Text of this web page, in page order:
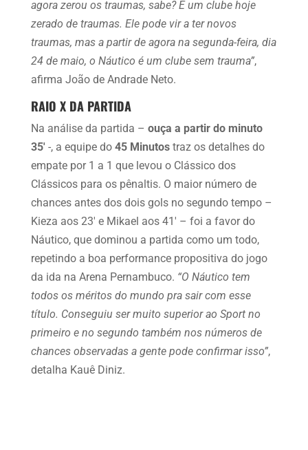
agora zerou os traumas, sabe? É um clube hoje
zerado de traumas. Ele pode vir a ter novos
traumas, mas a partir de agora na segunda-feira, dia
24 de maio, o Náutico é um clube sem trauma”,
afirma João de Andrade Neto.
RAIO X DA PARTIDA
Na análise da partida – ouça a partir do minuto
35′ -, a equipe do 45 Minutostraz os detalhes do
empate por 1 a 1 que levou o Clássico dos
Clássicos para os pênaltis. O maior número de
chances antes dos dois gols no segundo tempo –
Kieza aos 23′ e Mikael aos 41′ – foi a favor do
Náutico, que dominou a partida como um todo,
repetindo a boa performance propositiva do jogo
da ida na Arena Pernambuco. “O Náutico tem
todos os méritos do mundo pra sair com esse
título. Conseguiu ser muito superior ao Sport no
primeiro e no segundo também nos números de
chances observadas a gente pode confirmar isso”,
detalha Kauê Diniz.